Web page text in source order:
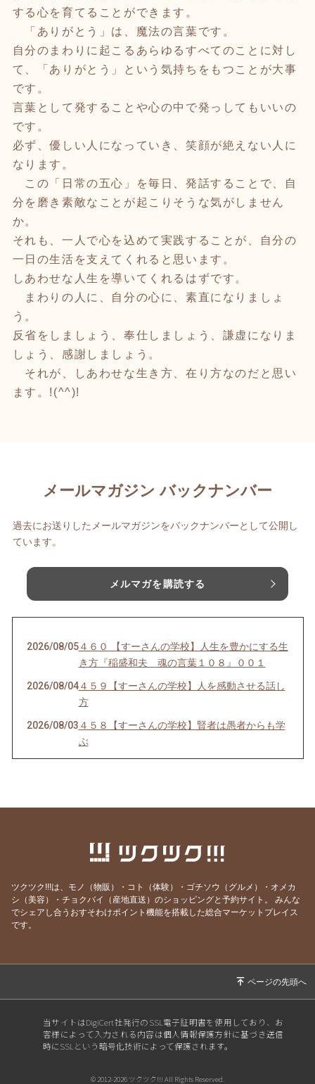
する心を育てることができます。
「ありがとう」は、魔法の言葉です。
自分のまわりに起こるあらゆるすべてのことに対し
て、「ありがとう」という気持ちをもつことが大事
です。
言葉として発することや心の中で発っしてもいいの
です。
必ず、優しい人になっていき、笑顔が絶えない人に
なります。
この「日常の五心」を毎日、発話することで、自
分を磨き素敵なことが起こりそうな気がしません
か。
それも、一人で心を込めて実践することが、自分の
一日の生活を支えてくれると思います。
しあわせな人生を導いてくれるはずです。
まわりの人に、自分の心に、素直になりましょ
う。
反省をしましょう、奉仕しましょう、謙虚になりま
しょう、感謝しましょう。
それが、しあわせな生き方、在り方なのだと思い
ます。!(^^)!
メールマガジン バックナンバー
過去にお送りしたメールマガジンをバックナンバーとして公開し
ています。
メルマガを購読する
2026/08/05４６０ 【すーさんの学校】人生を豊かにする生
き方『稲盛和夫 魂の言葉１０８』００１
2026/08/04４５９【すーさんの学校】人を感動させる話し
方
2026/08/03 ４５８【すーさんの学校】賢者は愚者からも学
ぶ
４５５【すーさんの学校】心にスニーカーをは
いて
2026/07/30 ４５４【すーさんの学校】見る人は見ている
2026/07/29 ４５３【すーさんの学校】理屈はいらない
2026/07/27
４５０【すーさんの学校】労働ではなく喜働
2026/07/24４４９【すーさんの学校】物の見方を変える感
2026/07/23 ４４８【すーさんの学校】本気なら口に出して
４４７【すーさんの学校】世界で一番謝る日本
ツクツク!!!は、モノ（物販）・コト（体験）・ゴチソウ（グルメ）・オメカ
シ（美容）・チョクバイ（産地直送）のショッピングと予約サイト。
みんな
でシェアし合うおすそわけポイント機能を搭載した総合マーケットプレイス
です。
当サイトはDigiCert社発行のSSL電子証明書を使用しており、お
客様によって入力される内容は個人情報保護方針に基づき送信
時にSSLという暗号化技術によって保護されます。
© 2012-2026 ツクツク!!! All Rights Reserved.